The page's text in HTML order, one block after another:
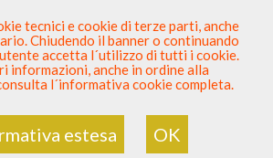
SEI DENTISTA? PARTECIPA
Sei QuiElenco Dentista Sicuro > Odontoiatria>
Ambulatori Dentistici>Campania>Avellino>CAP
83042
CON CAP 83042
tecnici e cookie di terze parti, anche
Chiudendo il banner o continuando
accetta l´utilizzo di tutti i cookie.
informazioni, anche in ordine alla
l´informativa cookie completa.
estesa OK